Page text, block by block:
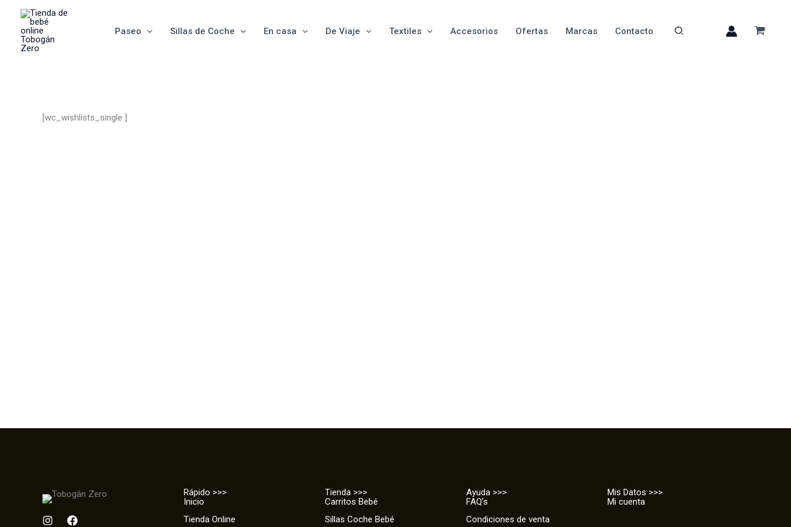
contenido
Paseo Sillas de Coche En casa De Viaje Textiles Accesorios Ofertas Marcas Contacto
[wc_wishlists_single ]
I
F
Rápido >>>
Inicio
Tienda Online
Tienda >>>
Carritos Bebé
Sillas Coche Bebé
Ayuda >>>
FAQ’s
Condiciones de venta
Mis Datos >>>
Mi cuenta